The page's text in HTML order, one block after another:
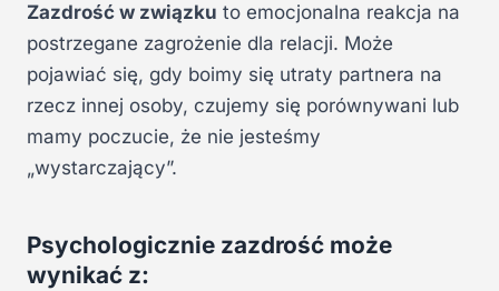
Zazdrość w związku to emocjonalna reakcja na
postrzegane zagrożenie dla relacji. Może
pojawiać się, gdy boimy się utraty partnera na
rzecz innej osoby, czujemy się porównywani lub
mamy poczucie, że nie jesteśmy
„wystarczający”.
Psychologicznie zazdrość może
wynikać z: